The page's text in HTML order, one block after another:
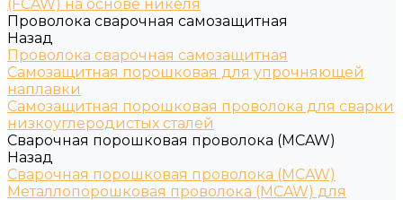
(FCAW) на основе никеля
Проволока сварочная самозащитная
Назад
Проволока сварочная самозащитная
Самозащитная порошковая для упрочняющей
наплавки
Самозащитная порошковая проволока для сварки
низкоуглеродистых сталей
Сварочная порошковая проволока (MCAW)
Назад
Сварочная порошковая проволока (MCAW)
Металлопорошковая проволока (MCAW) для